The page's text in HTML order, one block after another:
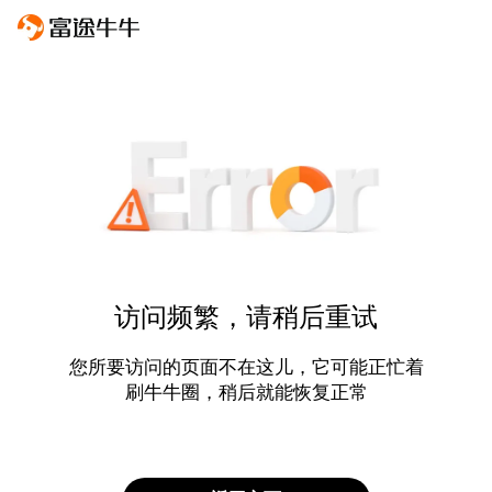
访问频繁，请稍后重试
您所要访问的页面不在这儿，它可能正忙着
刷牛牛圈，稍后就能恢复正常